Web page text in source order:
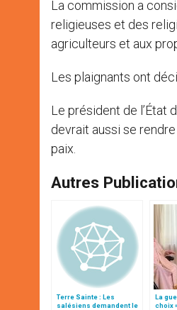
La commission a
religieuses et des
agriculteurs et aux
Les plaignants ont
Le président de l’État
devrait aussi se
paix.
Autres
Terre Sainte : Les
salésiens demandent le
La
choix